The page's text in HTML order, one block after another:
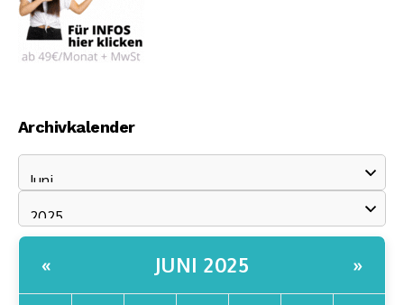
Archivkalender
« JUNI 2025 »